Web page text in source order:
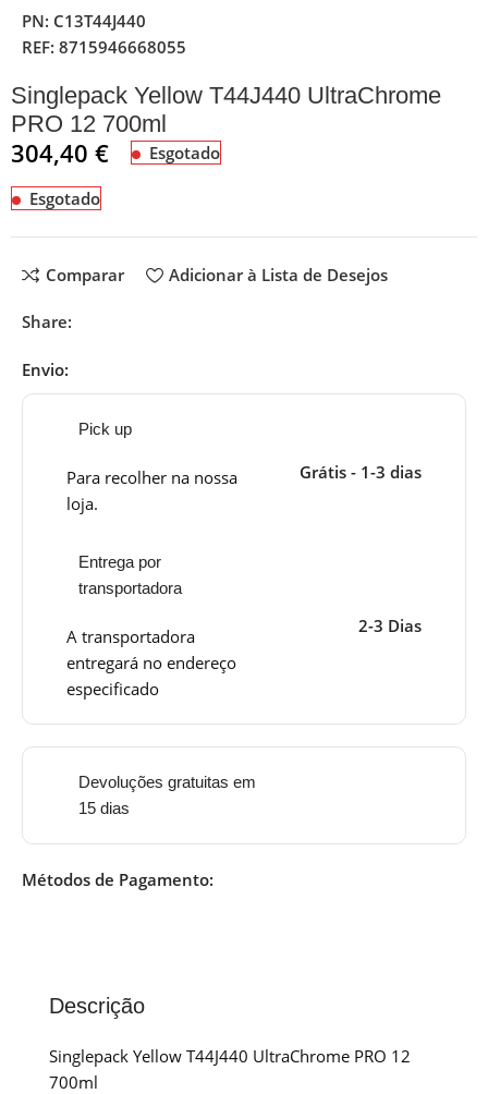
PN: C13T44J440
REF:8715946668055
Singlepack Yellow T44J440 UltraChrome
PRO 12 700ml
304,40€ Esgotado
Esgotado
Comparar Adicionar à Lista de Desejos
Share:
Envio:
Pick up
Para recolher na nossa
loja.
Grátis - 1-3 dias
Entrega por
transportadora
A transportadora
entregará no endereço
especificado
2-3 Dias
Devoluções gratuitas em
15 dias
Métodos de Pagamento:
Descrição
Singlepack Yellow T44J440 UltraChrome PRO 12
700ml